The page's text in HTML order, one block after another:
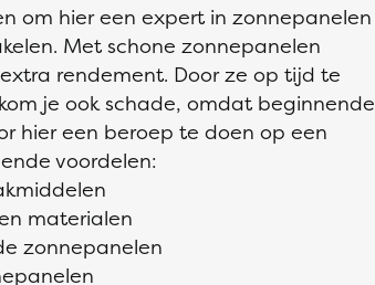
om hier een expert in zonnepanelen
Met schone zonnepanelen
rendement. Door ze op tijd te
je ook schade, omdat beginnende
hier een beroep te doen op een
voordelen:
materialen
zonnepanelen